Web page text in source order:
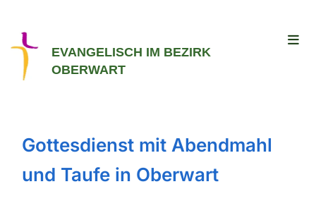
EVANGELISCH IM BEZIRK
OBERWART
Gottesdienst mit Abendmahl
und Taufe in Oberwart